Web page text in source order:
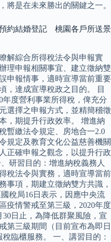
將是在未來勝出的關鍵之一。
約結婚登記 桃園各戶所送景
解綜合所得稅法令與申報實
理申報相關事宜、建立徵納雙
申報情事，適時宣導當前重要
，達成宣導稅政之目的。 目
度營利事業所得稅，俾充分
選擇之申報方式，並精簡稽徵
，期提升行政效率。 增進納
暫繳法令規定、房地合一2.0
規定及教育文化公益慈善機關
正確申報之觀念，以提升行政
研習目的：增進納稅義務人
稅法令與實務，適時宣導當前
事項，期建立徵納雙方共識，
稅局16日表示，因應中央流
疫情警戒至第三級，2020年度
日止，為降低群聚風險，宣
第三級期間（目前宣布為即日
臨櫃服務。 一、講習目的：